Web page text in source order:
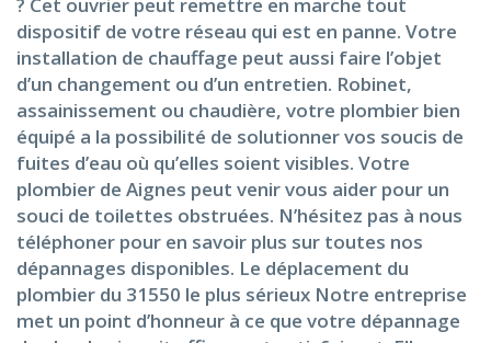
dispositif de votre réseau qui est en panne. Votre
installation de chauffage peut aussi faire l’objet
d’un changement ou d’un entretien. Robinet,
assainissement ou chaudière, votre plombier bien
équipé a la possibilité de solutionner vos soucis de
fuites d’eau où qu’elles soient visibles. Votre
plombier de Aignes peut venir vous aider pour un
souci de toilettes obstruées. N’hésitez pas à nous
téléphoner pour en savoir plus sur toutes nos
dépannages disponibles. Le déplacement du
plombier du 31550 le plus sérieux Notre entreprise
met un point d’honneur à ce que votre dépannage